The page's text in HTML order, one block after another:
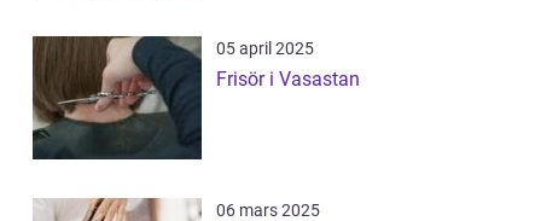
05 april 2025
Frisör i Vasastan
06 mars 2025